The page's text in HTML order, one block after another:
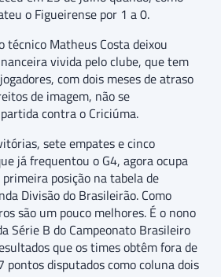
o Figueirense por 1 a 0.
técnico Matheus Costa deixou
vivida pelo clube, que tem
com dois meses de atraso
de imagem, não se
contra o Criciúma.
sete empates e cinco
já frequentou o G4, agora ocupa
posição na tabela de
Divisão do Brasileirão. Como
são um pouco melhores. É o nono
Série B do Campeonato Brasileiro
que os times obtêm fora de
pontos disputados como coluna dois